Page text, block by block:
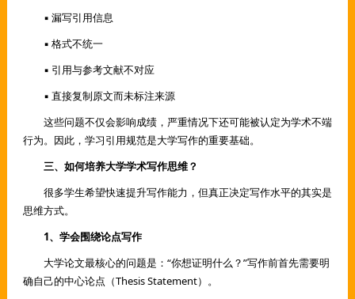
▪ 漏写引用信息
▪ 格式不统一
▪ 引用与参考文献不对应
▪ 直接复制原文而未标注来源
这些问题不仅会影响成绩，严重情况下还可能被认定为学术不端
行为。因此，学习引用规范是大学写作的重要基础。
三、如何培养大学学术写作思维？
很多学生希望快速提升写作能力，但真正决定写作水平的其实是
思维方式。
1、学会围绕论点写作
大学论文最核心的问题是：“你想证明什么？”写作前首先需要明
确自己的中心论点（Thesis Statement）。